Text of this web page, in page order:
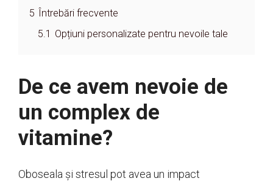
5 Întrebări frecvente
5.1 Opțiuni personalizate pentru nevoile tale
De ce avem nevoie de
un complex de
vitamine?
Oboseala și stresul pot avea un impact